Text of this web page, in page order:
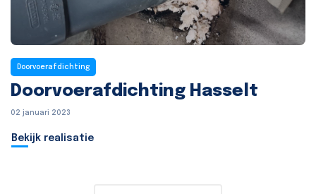
Doorvoerafdichting
Doorvoerafdichting Hasselt
02 januari 2023
Bekijk realisatie